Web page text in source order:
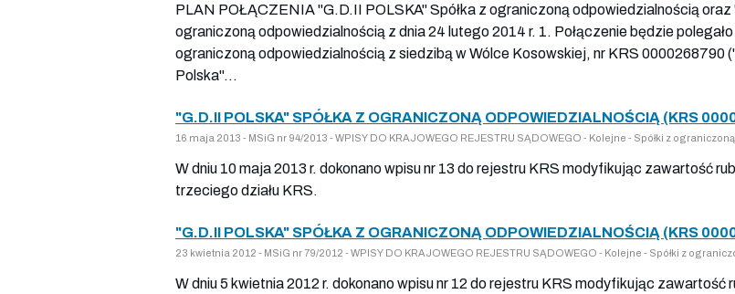
PLAN POŁĄCZENIA "G.D.II POLSKA" Spółka z ograniczoną odpowiedzialnością
ograniczoną odpowiedzialnością z dnia 24 lutego 2014 r. 1. Połączenie będzie
ograniczoną odpowiedzialnością z siedzibą w Wólce Kosowskiej, nr KRS 0000268790
Polska"...
"G.D.II POLSKA" SPÓŁKA Z OGRANICZONĄ ODPOWIEDZIALNOŚCIĄ (KRS
16 maja 2013 - MSiG nr 94/2013 - WPISY DO KRAJOWEGO REJESTRU SĄDOWEGO - Kolejne - Spółki z
W dniu 10 maja 2013 r. dokonano wpisu nr 13 do rejestru KRS modyfikując zawartość
trzeciego działu KRS.
"G.D.II POLSKA" SPÓŁKA Z OGRANICZONĄ ODPOWIEDZIALNOŚCIĄ (KRS
23 kwietnia 2012 - MSiG nr 79/2012 - WPISY DO KRAJOWEGO REJESTRU SĄDOWEGO - Kolejne - Spółki z
W dniu 5 kwietnia 2012 r. dokonano wpisu nr 12 do rejestru KRS modyfikując zawartość